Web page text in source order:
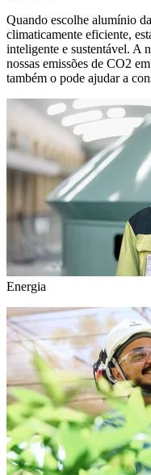
Quando escolhe alumínio
climaticamente eficiente,
inteligente e sustentável. A
nossas emissões de CO2
também o pode ajudar a
Energia